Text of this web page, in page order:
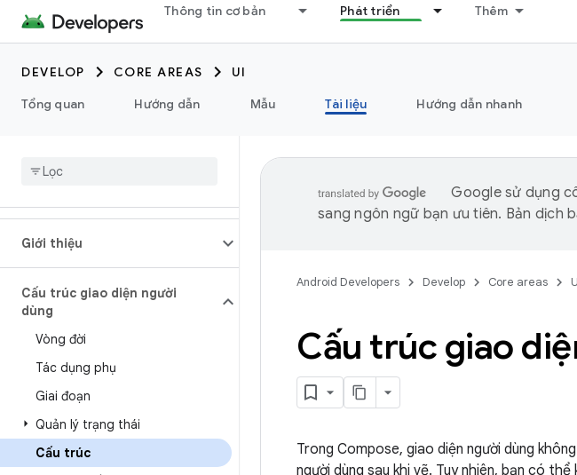
Thông tin cơ bản Phát triển Thêm
DEVELOP CORE AREAS
UI
Tổng quan
Hướng dẫn Mẫu Tài liệu Hướng dẫn nhanh
Giới thiệu
Cấu trúc giao diện người
dùng
Vòng đời
Tác dụng phụ
Giai đoạn
Quản lý trạng thái
Cấu trúc
Google sử dụng
sang ngôn ngữ bạn ưu tiên. Bản dịch
Android Developers Develop Core areas
Cấu trúc giao
Trong Compose, giao diện người dùng
người dùng sau khi vẽ. Tuy nhiên, bạn có